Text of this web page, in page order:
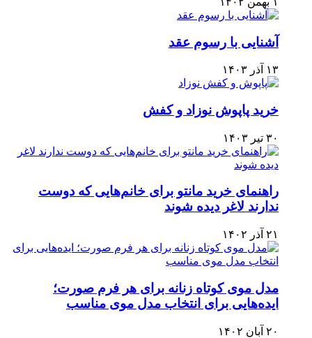
آشنایی با رسوم عقد
۱۳ آذر ۱۴۰۳
خرید پاپوش نوزاد و کفش
۳۰ تیر ۱۴۰۳
راهنمای خرید مانتو برای خانم‌هایی که دوست
ندارند لاغر دیده شوند
۲۱ آذر ۱۴۰۲
مدل موی کوتاه زنانه برای هر فرم صورت؛
ایده‌هایی برای انتخاب مدل موی مناسب
۲۰ آبان ۱۴۰۲